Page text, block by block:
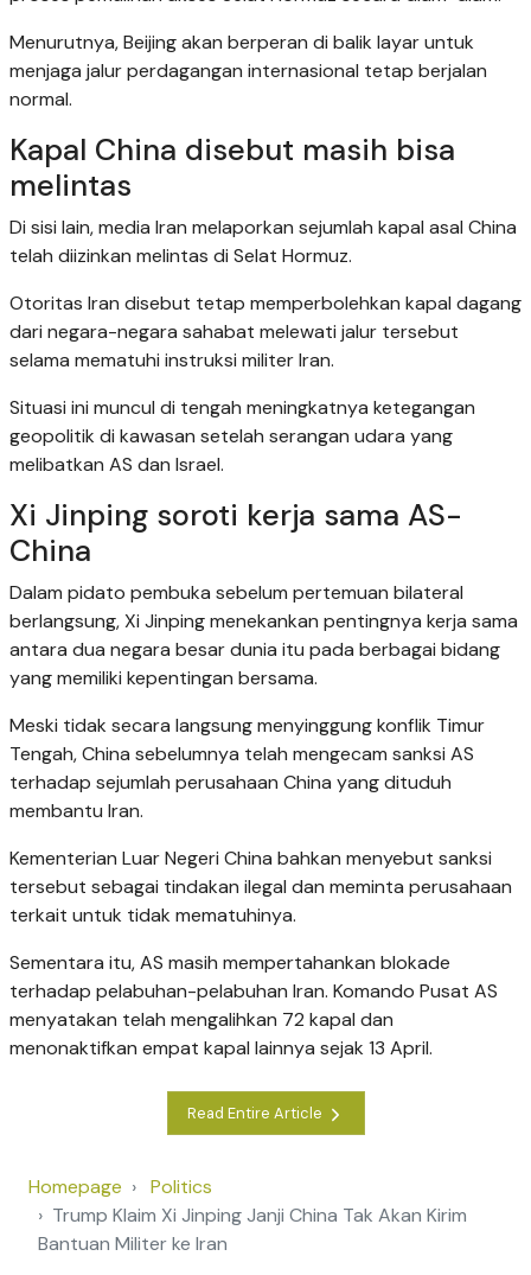
Menurutnya, Beijing akan berperan di balik layar untuk
menjaga jalur perdagangan internasional tetap berjalan
normal.
Kapal China disebut masih bisa
melintas
Di sisi lain, media Iran melaporkan sejumlah kapal asal China
telah diizinkan melintas di Selat Hormuz.
Otoritas Iran disebut tetap memperbolehkan kapal dagang
dari negara-negara sahabat melewati jalur tersebut
selama mematuhi instruksi militer Iran.
Situasi ini muncul di tengah meningkatnya ketegangan
geopolitik di kawasan setelah serangan udara yang
melibatkan AS dan Israel.
Xi Jinping soroti kerja sama AS-
China
Dalam pidato pembuka sebelum pertemuan bilateral
berlangsung, Xi Jinping menekankan pentingnya kerja sama
antara dua negara besar dunia itu pada berbagai bidang
yang memiliki kepentingan bersama.
Meski tidak secara langsung menyinggung konflik Timur
Tengah, China sebelumnya telah mengecam sanksi AS
terhadap sejumlah perusahaan China yang dituduh
membantu Iran.
Kementerian Luar Negeri China bahkan menyebut sanksi
tersebut sebagai tindakan ilegal dan meminta perusahaan
terkait untuk tidak mematuhinya.
Sementara itu, AS masih mempertahankan blokade
terhadap pelabuhan-pelabuhan Iran. Komando Pusat AS
menyatakan telah mengalihkan 72 kapal dan
menonaktifkan empat kapal lainnya sejak 13 April.
Read Entire Article
Homepage
Politics
Trump Klaim Xi Jinping Janji China Tak Akan Kirim
Bantuan Militer ke Iran